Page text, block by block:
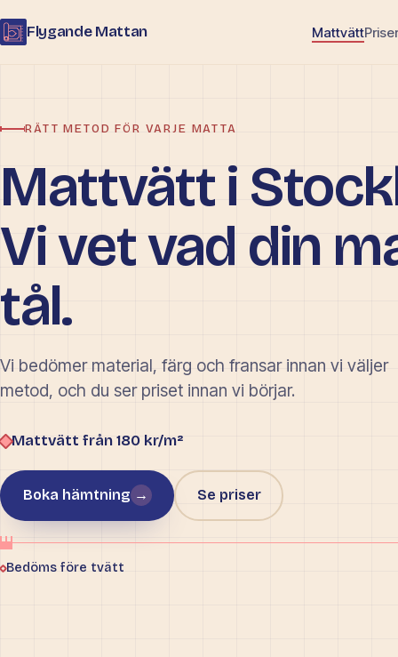
Flygande Mattan Mattvätt
RÄTT METOD FÖR VARJE MATTA
Mattvätt i
Vi vet vad din
tål.
Vi bedömer material, färg och fransar innan vi väljer
metod, och du ser priset innan vi börjar.
Mattvätt från 180 kr/m²
Boka hämtning → Se priser
Bedöms före tvätt